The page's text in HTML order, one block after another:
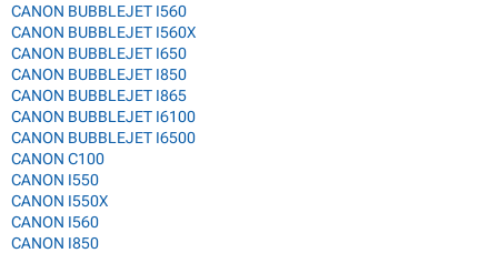
CANON BUBBLEJET I560
CANON BUBBLEJET I560X
CANON BUBBLEJET I650
CANON BUBBLEJET I850
CANON BUBBLEJET I865
CANON BUBBLEJET I6100
CANON BUBBLEJET I6500
CANON C100
CANON I550
CANON I550X
CANON I560
CANON I850